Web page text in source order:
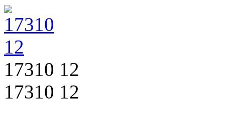
17310 12
17310 12